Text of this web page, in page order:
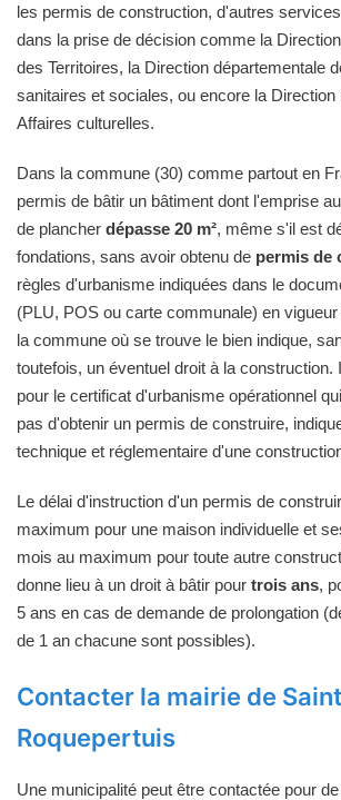
les permis de construction, d'autres
dans la prise de décision comme la
des Territoires, la Direction départementale
sanitaires et sociales, ou encore la Direction
Affaires culturelles.
Dans la commune (30) comme partout en
permis de bâtir un bâtiment dont l'emprise
de plancher dépasse 20 m², même s'il est
fondations, sans avoir obtenu de permis de
règles d'urbanisme indiquées dans le
(PLU, POS ou carte communale) en
la commune où se trouve le bien indique,
toutefois, un éventuel droit à la construction.
pour le certificat d'urbanisme opérationnel
pas d'obtenir un permis de construire,
technique et réglementaire d'une
Le délai d'instruction d'un permis de
maximum pour une maison individuelle et
mois au maximum pour toute autre
donne lieu à un droit à bâtir pour trois ans,
5 ans en cas de demande de prolongation
de 1 an chacune sont possibles).
Contacter la mairie de
Roquepertuis
Une municipalité peut être contactée pour